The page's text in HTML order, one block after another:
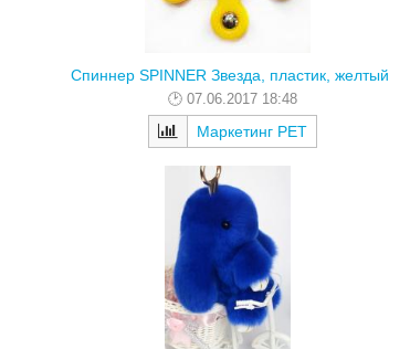
Спиннер SPINNER Звезда, пластик, желтый
07.06.2017 18:48
Маркетинг РЕТ